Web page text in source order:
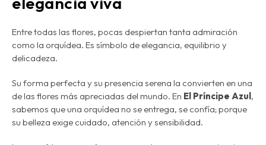
Entre todas las flores, pocas despiertan tanta admiración
como la orquídea. Es símbolo de elegancia, equilibrio y
delicadeza.
Su forma perfecta y su presencia serena la convierten en una
de las flores más apreciadas del mundo. En El Príncipe Azul ,
sabemos queuna orquídea no se entrega, se confía; porque
su belleza exige cuidado, atención y sensibilidad.